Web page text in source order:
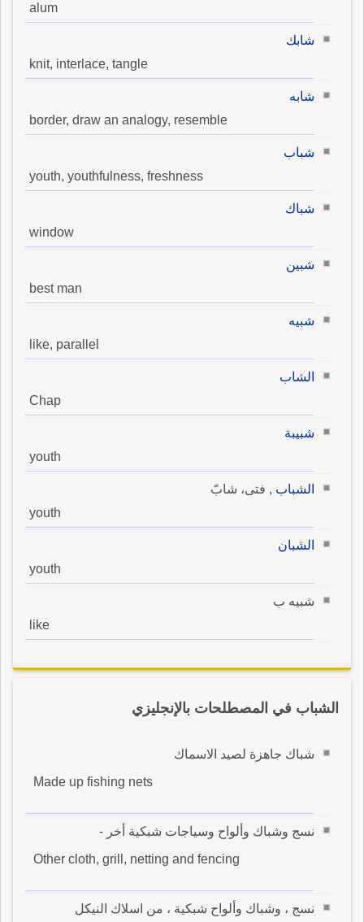
alum
شابك
knit, interlace, tangle
شابه
border, draw an analogy, resemble
شباب
youth, youthfulness, freshness
شباك
window
شبين
best man
شبيه
like, parallel
الشاب
Chap
شبيبة
youth
الشباب , فتى، شابّ
youth
الشبان
youth
شبيه ب
like
الشباب في المصطلحات بالإنجليزي
شباك جاهزة لصيد الاسماك
Made up fishing nets
نسج وشباك وألواح وسياجات شبكية أخر -
Other cloth, grill, netting and fencing
نسج ، وشباك وألواح شبكية ، من اسلاك النيكل